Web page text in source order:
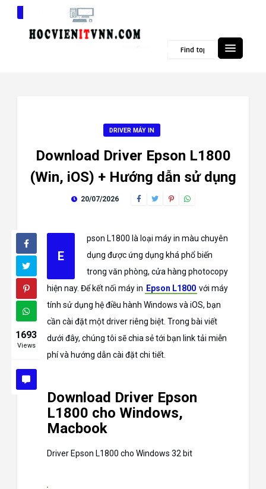
Popular Topics
DRIVER MÁY IN
Download Driver Epson L1800
(Win, iOS) + Hướng dẫn sử dụng
20/07/2026
1693
Views
E
pson L1800 là loại máy in màu chuyên
dụng được ứng dụng khá phổ biến
trong văn phòng, cửa hàng photocopy
hiện nay. Để kết nối máy in Epson L1800 với máy
tính sử dụng hệ điều hành Windows và iOS, bạn
cần cài đặt một driver riêng biệt. Trong bài viết
dưới đây, chúng tôi sẽ chia sẻ tới bạn link tải miễn
phí và hướng dẫn cài đặt chi tiết.
Download Driver Epson
L1800 cho Windows,
Macbook
Driver Epson L1800 cho Windows 32 bit